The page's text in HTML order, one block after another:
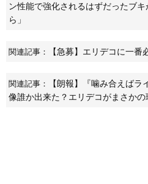
ン性能で強化されるはずだったブ
ら」
関連記事： 【急募】エリデコに一番
関連記事：
【朗報】『噛み合えば
像誰か出来た？エリデコがまさか